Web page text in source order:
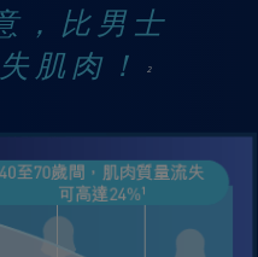
，比男士
肌肉！
2